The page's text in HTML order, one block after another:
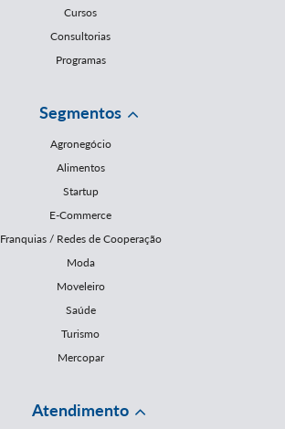
Cursos
Consultorias
Programas
Segmentos
Agronegócio
Alimentos
Startup
E-Commerce
Franquias / Redes de Cooperação
Moda
Moveleiro
Saúde
Turismo
Mercopar
Atendimento